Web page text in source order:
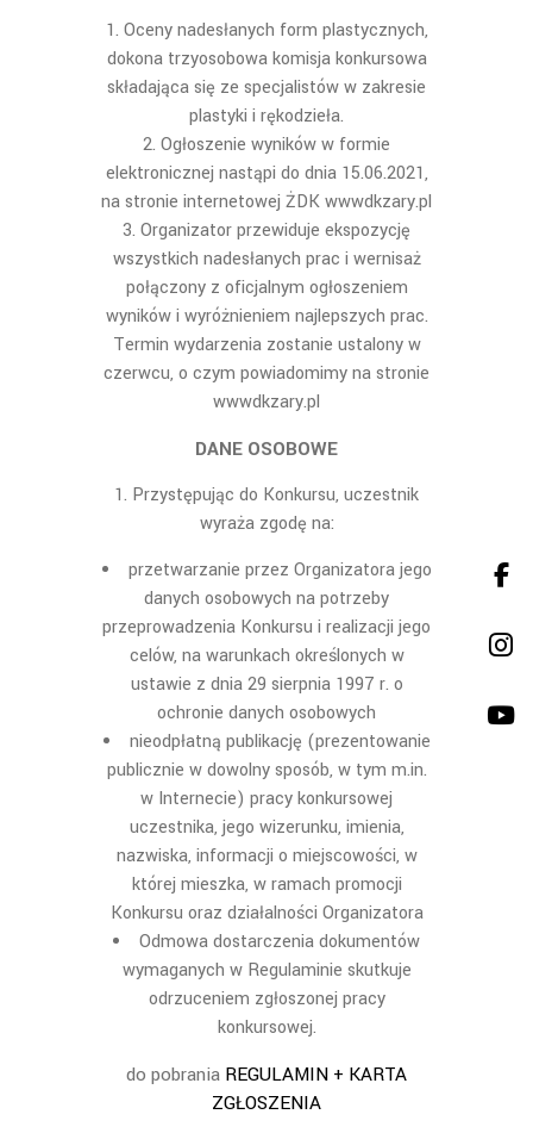
Oceny nadesłanych form plastycznych,
dokona trzyosobowa komisja konkursowa
składająca się ze specjalistów w zakresie
plastyki i rękodzieła.
Ogłoszenie wyników w formie
elektronicznej nastąpi do dnia 15.06.2021,
na stronie internetowej ŻDK wwwdkzary.pl
Organizator przewiduje ekspozycję
wszystkich nadesłanych prac i wernisaż
połączony z oficjalnym ogłoszeniem
wyników i wyróżnieniem najlepszych prac.
Termin wydarzenia zostanie ustalony w
czerwcu, o czym powiadomimy na stronie
wwwdkzary.pl
DANE OSOBOWE
Przystępując do Konkursu, uczestnik
wyraża zgodę na:
przetwarzanie przez Organizatora jego
danych osobowych na potrzeby
przeprowadzenia Konkursu i realizacji jego
celów, na warunkach określonych w
ustawie z dnia 29 sierpnia 1997 r. o
ochronie danych osobowych
nieodpłatną publikację (prezentowanie
publicznie w dowolny sposób, w tym m.in.
w Internecie) pracy konkursowej
uczestnika, jego wizerunku, imienia,
nazwiska, informacji o miejscowości, w
której mieszka, w ramach promocji
Konkursu oraz działalności Organizatora
Odmowa dostarczenia dokumentów
wymaganych w Regulaminie skutkuje
odrzuceniem zgłoszonej pracy
konkursowej.
do pobrania REGULAMIN + KARTA
ZGŁOSZENIA